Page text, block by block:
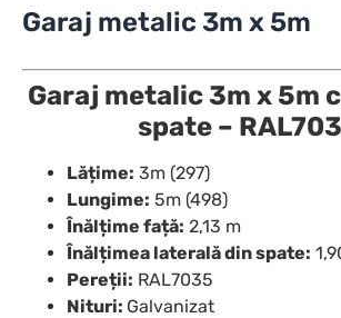
Garaj metalic 3m x 5m
Garaj metalic 3m x 5m
spate –
Lățime: 3m (297)
Lungime: 5m (498)
Înălțime față: 2,13 m
Înălțimea laterală din spate:
Pereții: RAL7035
Nituri: Galvanizat